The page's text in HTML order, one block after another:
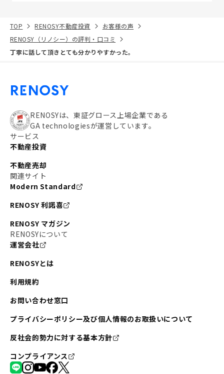
TOP RENOSY不動産投資
お客様の声
RENOSY（リノシー）の評判・口コミ
丁寧に話して頂きとても分かりやすかった。
RENOSYは、東証グロース上場企業である
GA technologiesが運営しています。
サービス
不動産投資
不動産売却
関連サイト
Modern Standard
RENOSY 利諾喜
RENOSY マガジン
RENOSYについて
運営会社
RENOSYとは
利用規約
お問い合わせ窓口
プライバシーポリシー及び個人情報のお取扱いについて
反社会的勢力に対する基本方針
コンプライアンス